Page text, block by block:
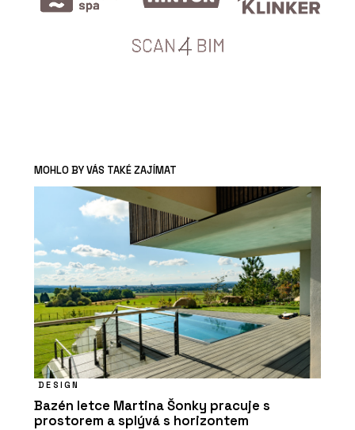
MOHLO BY VÁS TAKÉ ZAJÍMAT
DESIGN
Bazén letce Martina Šonky pracuje s
prostorem a splývá s horizontem